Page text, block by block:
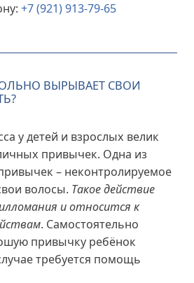
+7 (921) 913-79-65
ВЫРЫВАЕТ СВОИ
у детей и взрослых велик
привычек. Одна из
– неконтролируемое
волосы. Такое действие
и относится к
. Самостоятельно
привычку ребёнок
требуется помощь